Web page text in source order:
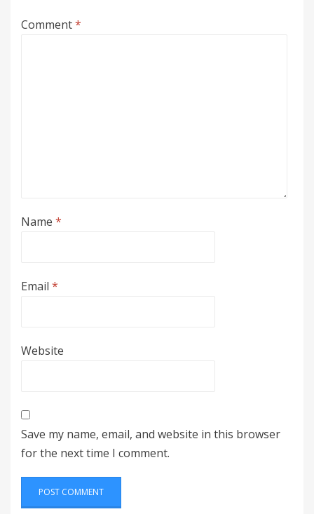
Comment*
Name *
Email *
Website
Save my name, email, and website in this browser
for the next time I comment.